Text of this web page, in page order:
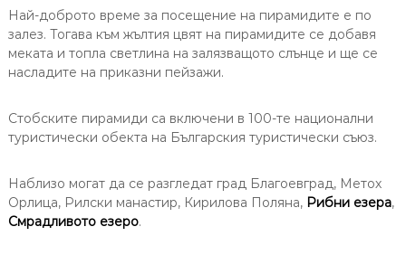
Най-доброто време за посещение на пирамидите е по
залез. Тогава към жълтия цвят на пирамидите се добавя
меката и топла светлина на залязващото слънце и ще се
насладите на приказни пейзажи.
Стобските пирамиди са включени в 100-те национални
туристически обекта на Българския туристически съюз.
Наблизо могат да се разгледат град Благоевград, Метох
Орлица, Рилски манастир, Кирилова Поляна, Рибни езера,
Смрадливото езеро.